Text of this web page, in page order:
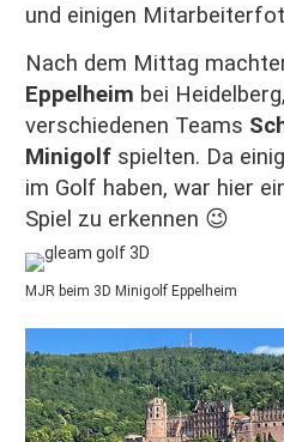
und einigen
Nach dem Mittag
Eppelheim bei
verschiedenen Teams
Minigolf spielten. Da
im Golf haben, war hier
Spiel zu erkennen 😉
MJR beim 3D Minigolf Eppelheim